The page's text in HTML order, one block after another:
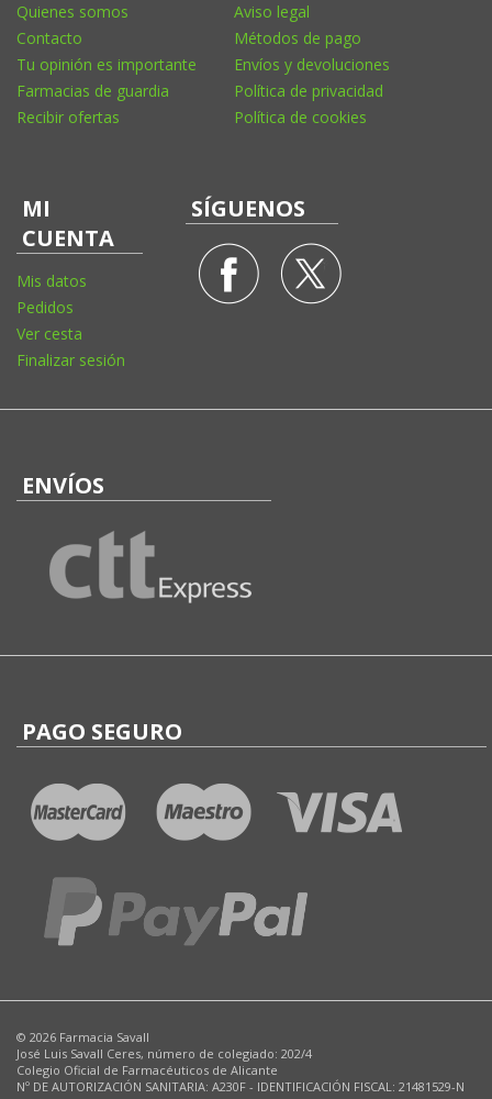
Quienes somos
Contacto
Tu opinión es importante
Farmacias de guardia
Recibir ofertas
Aviso legal
Métodos de pago
Envíos y devoluciones
Política de privacidad
Política de cookies
MI
CUENTA
Mis datos
Pedidos
Ver cesta
Finalizar sesión
SÍGUENOS
ENVÍOS
PAGO SEGURO
© 2026 Farmacia Savall
José Luis Savall Ceres, número de colegiado: 202/4
Colegio Oficial de Farmacéuticos de Alicante
Nº DE AUTORIZACIÓN SANITARIA: A230F - IDENTIFICACIÓN FISCAL: 21481529-N